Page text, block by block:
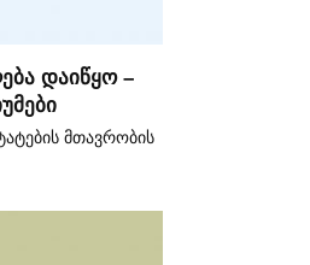
დაიწყო –
მთავრობის